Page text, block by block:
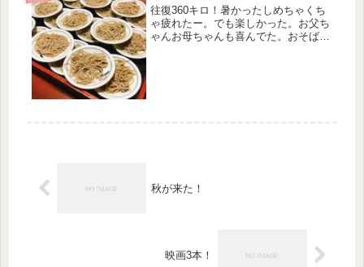
往復360キロ！暑かったしめちゃくち
ゃ疲れたー。でも楽しかった。お父ち
ゃんお母ちゃんも喜んでた。おそば代
秋が来た！
映画3本！